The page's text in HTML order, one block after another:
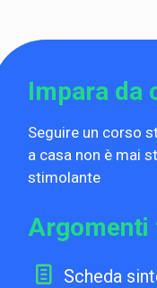
Impara da
Seguire un corso
a casa non è mai
stimolante
Scheda